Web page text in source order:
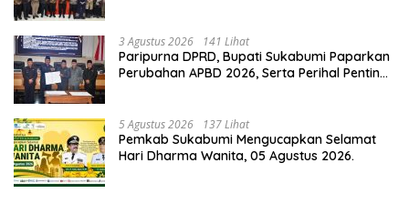
3 Agustus 2026 141 Lihat
Paripurna DPRD, Bupati Sukabumi Paparkan
Perubahan APBD 2026, Serta Perihal Penting
5 Agustus 2026 137 Lihat
Pemkab Sukabumi Mengucapkan Selamat
Hari Dharma Wanita, 05 Agustus 2026.